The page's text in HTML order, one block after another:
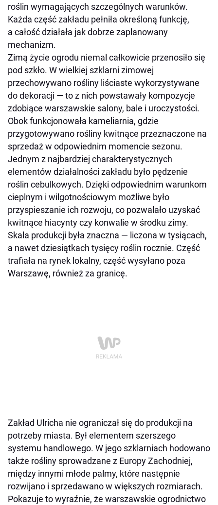
roślin wymagających szczególnych warunków.
Każda część zakładu pełniła określoną funkcję,
a całość działała jak dobrze zaplanowany
mechanizm.
Zimą życie ogrodu niemal całkowicie przenosiło się
pod szkło. W wielkiej szklarni zimowej
przechowywano rośliny liściaste wykorzystywane
do dekoracji — to z nich powstawały kompozycje
zdobiące warszawskie salony, bale i uroczystości.
Obok funkcjonowała kameliarnia, gdzie
przygotowywano rośliny kwitnące przeznaczone na
sprzedaż w odpowiednim momencie sezonu.
Jednym z najbardziej charakterystycznych
elementów działalności zakładu było pędzenie
roślin cebulkowych. Dzięki odpowiednim warunkom
cieplnym i wilgotnościowym możliwe było
przyspieszanie ich rozwoju, co pozwalało uzyskać
kwitnące hiacynty czy konwalie w środku zimy.
Skala produkcji była znaczna — liczona w tysiącach,
a nawet dziesiątkach tysięcy roślin rocznie. Część
trafiała na rynek lokalny, część wysyłano poza
Warszawę, również za granicę.
Zakład Ulricha nie ograniczał się do produkcji na
potrzeby miasta. Był elementem szerszego
systemu handlowego. W jego szklarniach hodowano
także rośliny sprowadzane z Europy Zachodniej,
między innymi młode palmy, które następnie
rozwijano i sprzedawano w większych rozmiarach.
Pokazuje to wyraźnie, że warszawskie ogrodnictwo